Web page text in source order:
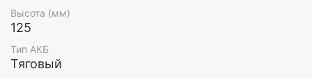
Высота (мм)
125
Тип АКБ
Тяговый